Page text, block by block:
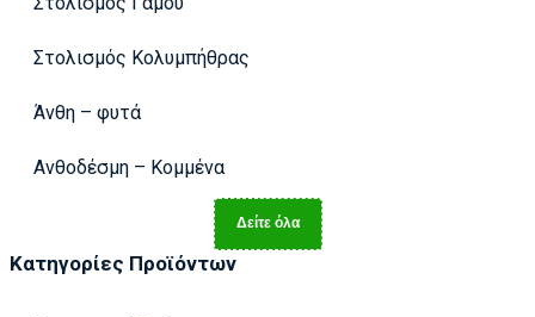
Στολισμός Κολυμπήθρας
Άνθη – φυτά
Ανθοδέσμη – Κομμένα
Δείτε όλα
Κατηγορίες Προϊόντων